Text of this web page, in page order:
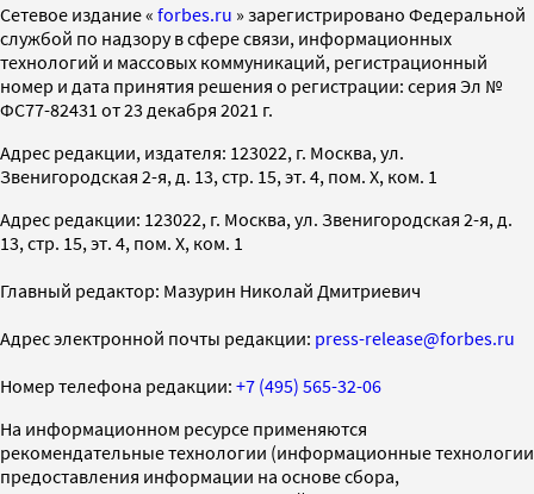
Cетевое издание « forbes.ru » зарегистрировано Федеральной
службой по надзору в сфере связи, информационных
технологий и массовых коммуникаций, регистрационный
номер и дата принятия решения о регистрации: серия Эл №
ФС77-82431 от 23 декабря 2021 г.
Адрес редакции, издателя: 123022, г. Москва, ул.
Звенигородская 2-я, д. 13, стр. 15, эт. 4, пом. X, ком. 1
Адрес редакции: 123022, г. Москва, ул. Звенигородская 2-я, д.
13, стр. 15, эт. 4, пом. X, ком. 1
Главный редактор: Мазурин Николай Дмитриевич
Адрес электронной почты редакции: press-release@forbes.ru
Номер телефона редакции: +7 (495) 565-32-06
На информационном ресурсе применяются
рекомендательные технологии (информационные технологии
предоставления информации на основе сбора,